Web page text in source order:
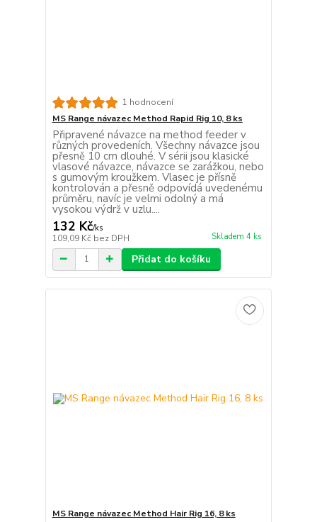
1 hodnocení
MS Range návazec Method Rapid Rig 10, 8 ks
Připravené návazce na method feeder v
různých provedeních. Všechny návazce jsou
přesně 10 cm dlouhé. V sérii jsou klasické
vlasové návazce, návazce se zarážkou, nebo
s gumovým kroužkem. Vlasec je přísně
kontrolován a přesně odpovídá uvedenému
průměru, navíc je velmi odolný a má
vysokou výdrž v uzlu....
132 Kč/ks
109,09 Kč bez DPH Skladem 4 ks
Přidat do košíku
MS Range návazec Method Hair Rig 16, 8 ks